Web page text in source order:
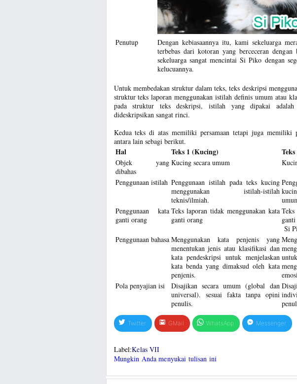
Penutup
Dengan kebiasaannya itu, kami sekeluarga
terbebas dari kotoran yang berceceran
sekeluarga sangat mencintai Si Piko dengan
kelucuannya.
Untuk membedakan struktur dalam teks, teks deskripsi
struktur teks laporan menggunakan istilah definis umum atau
pada struktur teks deskripsi, istilah yang dipakai
dideskripsikan sangat rinci.
Kedua teks di atas memiliki persamaan tetapi juga memiliki
antara lain sebagi berikut.
Hal Teks 1 (Kucing)
Objek yang
dibahas
Kucing secara umum
Penggunaan istilah Penggunaan istilah pada teks kucing
menggunakan istilah-istilah
teknis/ilmiah.
Penggunaan kata
ganti orang
Teks laporan tidak menggunakan kata
ganti orang
Si
Penggunaan bahasa Menggunakan kata penjenis yang
menentukan jenis atau klasifikasi dan
kata pendeskripsi untuk menjelaskan
kata benda yang dimaksud oleh kata
penjenis.
Pola penyajian isi
Disajikan secara umum (global dan
universal). sesuai fakta tanpa opini
penulis.
Twitter GMail WhatsApp Messenger
Label:Kelas VII
Mungkin Anda menyukai tulisan ini